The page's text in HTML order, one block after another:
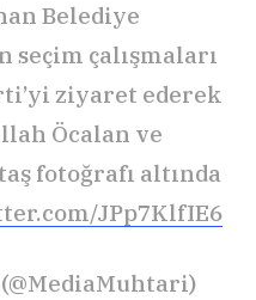
Belediye
seçim çalışmaları
ziyaret ederek
Öcalan ve
fotoğrafı altında
JPp7KlfIE6